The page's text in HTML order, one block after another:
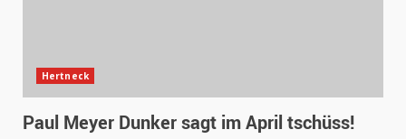
Hertneck
Paul Meyer Dunker sagt im April tschüss!